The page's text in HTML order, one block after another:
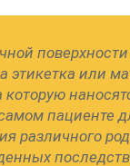
этикетка или
которую
пациенте
различного